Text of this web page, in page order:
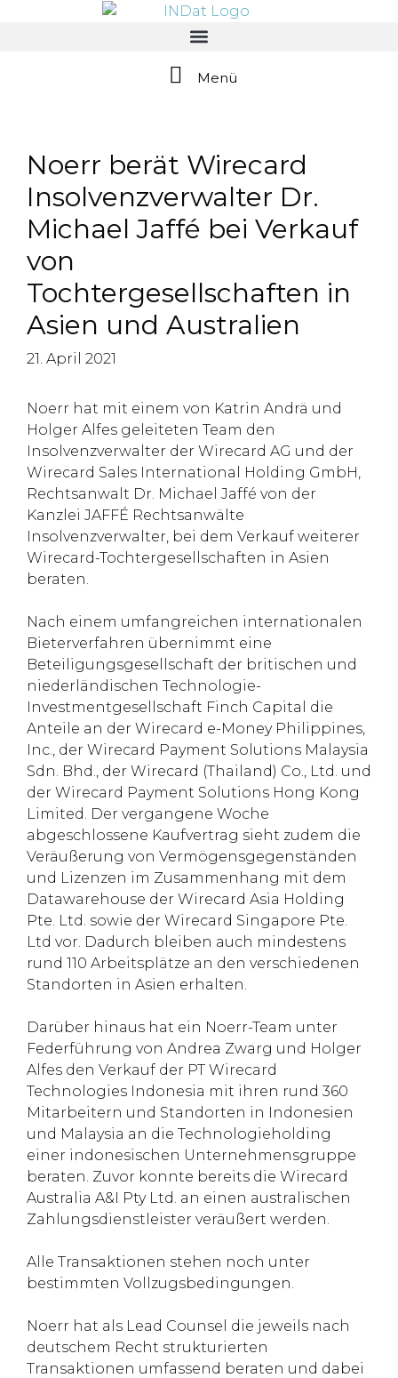
Menü
Noerr berät Wirecard
Insolvenzverwalter Dr.
Michael Jaffé bei Verkauf
von
Tochtergesellschaften in
Asien und Australien
21. April 2021
Noerr hat mit einem von Katrin Andrä und
Holger Alfes geleiteten Team den
Insolvenzverwalter der Wirecard AG und der
Wirecard Sales International Holding GmbH,
Rechtsanwalt Dr. Michael Jaffé von der
Kanzlei JAFFÉ Rechtsanwälte
Insolvenzverwalter, bei dem Verkauf weiterer
Wirecard-Tochtergesellschaften in Asien
beraten.
Nach einem umfangreichen internationalen
Bieterverfahren übernimmt eine
Beteiligungsgesellschaft der britischen und
niederländischen Technologie-
Investmentgesellschaft Finch Capital die
Anteile an der Wirecard e-Money Philippines,
Inc., der Wirecard Payment Solutions Malaysia
Sdn. Bhd., der Wirecard (Thailand) Co., Ltd. und
der Wirecard Payment Solutions Hong Kong
Limited. Der vergangene Woche
abgeschlossene Kaufvertrag sieht zudem die
Veräußerung von Vermögensgegenständen
und Lizenzen im Zusammenhang mit dem
Datawarehouse der Wirecard Asia Holding
Pte. Ltd. sowie der Wirecard Singapore Pte.
Ltd vor. Dadurch bleiben auch mindestens
rund 110 Arbeitsplätze an den verschiedenen
Standorten in Asien erhalten.
Darüber hinaus hat ein Noerr-Team unter
Federführung von Andrea Zwarg und Holger
Alfes den Verkauf der PT Wirecard
Technologies Indonesia mit ihren rund 360
Mitarbeitern und Standorten in Indonesien
und Malaysia an die Technologieholding
einer indonesischen Unternehmensgruppe
beraten. Zuvor konnte bereits die Wirecard
Australia A&I Pty Ltd. an einen australischen
Zahlungsdienstleister veräußert werden.
Alle Transaktionen stehen noch unter
bestimmten Vollzugsbedingungen.
Noerr hat als Lead Counsel die jeweils nach
deutschem Recht strukturierten
Transaktionen umfassend beraten und dabei